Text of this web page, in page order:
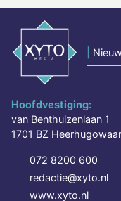
Hoofdvestiging:
van Benthuizenlaan 1
1701 BZ
072 8200 600
redactie@xyto.nl
www.xyto.nl